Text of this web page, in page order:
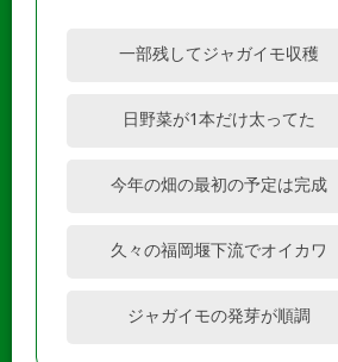
一部残してジャガイモ収穫
日野菜が1本だけ太ってた
今年の畑の最初の予定は完成
久々の福岡堰下流でオイカワ
ジャガイモの発芽が順調